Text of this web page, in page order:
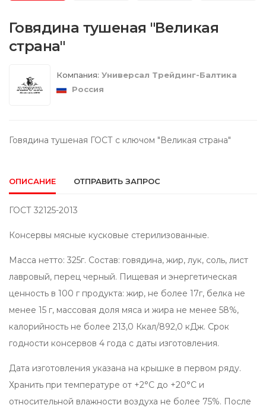
Говядина тушеная "Великая
страна"
Компания: Универсал Трейдинг-Балтика
Россия
Говядина тушеная ГОСТ с ключом "Великая страна"
ОПИСАНИЕ ОТПРАВИТЬ ЗАПРОС
ГОСТ 32125-2013
Консервы мясные кусковые стерилизованные.
Масса нетто: 325г. Состав: говядина, жир, лук, соль, лист
лавровый, перец черный. Пищевая и энергетическая
ценность в 100 г продукта: жир, не более 17г, белка не
менее 15 г, массовая доля мяса и жира не менее 58%,
калорийность не более 213,0 Ккал/892,0 кДж. Срок
годности консервов 4 года с даты изготовления.
Дата изготовления указана на крышке в первом ряду.
Хранить при температуре от +2°С до +20°С и
относительной влажности воздуха не более 75%. После